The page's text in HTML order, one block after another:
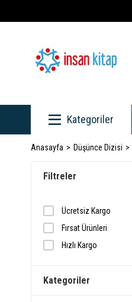
Kategoriler
Anasayfa Düşünce Dizisi
Filtreler
Ücretsiz Kargo
Fırsat Ürünleri
Hızlı Kargo
Kategoriler